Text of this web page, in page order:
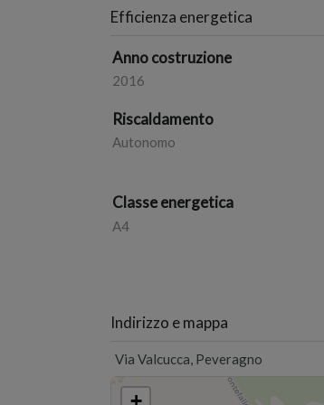
Efficienza energetica
Anno costruzione
2016
Riscaldamento
Autonomo
Classe energetica
A4
Indirizzo e mappa
Via Valcucca, Peveragno